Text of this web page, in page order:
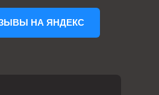
НА ЯНДЕКС